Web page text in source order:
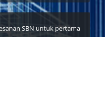
SBN untuk pertama
investor ke E-SBN